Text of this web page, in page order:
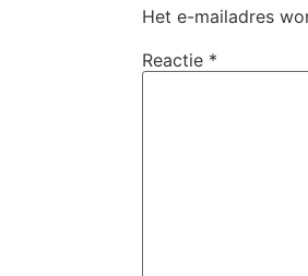
Het e-mailadres
Reactie *